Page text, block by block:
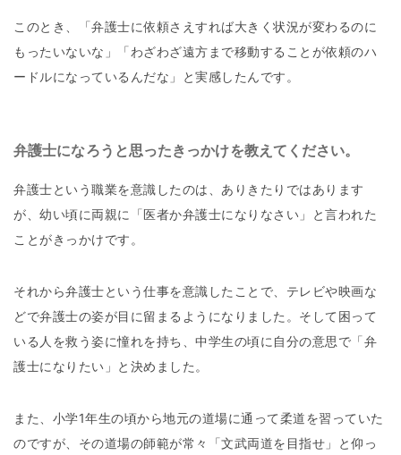
このとき、「弁護士に依頼さえすれば大きく状況が変わるのに
もったいないな」「わざわざ遠方まで移動することが依頼のハ
ードルになっているんだな」と実感したんです。
弁護士になろうと思ったきっかけを教えてください。
弁護士という職業を意識したのは、ありきたりではあります
が、幼い頃に両親に「医者か弁護士になりなさい」と言われた
ことがきっかけです。
それから弁護士という仕事を意識したことで、テレビや映画な
どで弁護士の姿が目に留まるようになりました。そして困って
いる人を救う姿に憧れを持ち、中学生の頃に自分の意思で「弁
護士になりたい」と決めました。
また、小学1年生の頃から地元の道場に通って柔道を習っていた
のですが、その道場の師範が常々「文武両道を目指せ」と仰っ